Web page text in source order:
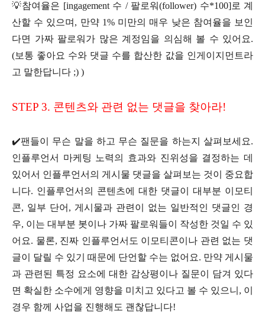
💡참여율은 [ingagement 수 / 팔로워(follower) 수*100]로 계
산할 수 있으며, 만약 1% 미만의 매우 낮은 참여율을 보인
다면 가짜 팔로워가 많은 계정임을 의심해 볼 수 있어요.
(보통 좋아요 수와 댓글 수를 합산한 값을 인게이지먼트라
고 말한답니다 ;) )
STEP 3. 콘텐츠와 관련 없는 댓글을 찾아라!
✔️팬들이 무슨 말을 하고 무슨 질문을 하는지 살펴보세요.
인플루언서 마케팅 노력의 효과와 진위성을 결정하는 데
있어서 인플루언서의 게시물 댓글을 살펴보는 것이 중요합
니다. 인플루언서의 콘텐츠에 대한 댓글이 대부분 이모티
콘, 일부 단어, 게시물과 관련이 없는 일반적인 댓글인 경
우, 이는 대부분 봇이나 가짜 팔로워들이 작성한 것일 수 있
어요. 물론, 진짜 인플루언서도 이모티콘이나 관련 없는 댓
글이 달릴 수 있기 때문에 단언할 수는 없어요. 만약 게시물
과 관련된 특정 요소에 대한 감상평이나 질문이 담겨 있다
면 확실한 소수에게 영향을 미치고 있다고 볼 수 있으니, 이
경우 함께 사업을 진행해도 괜찮답니다!